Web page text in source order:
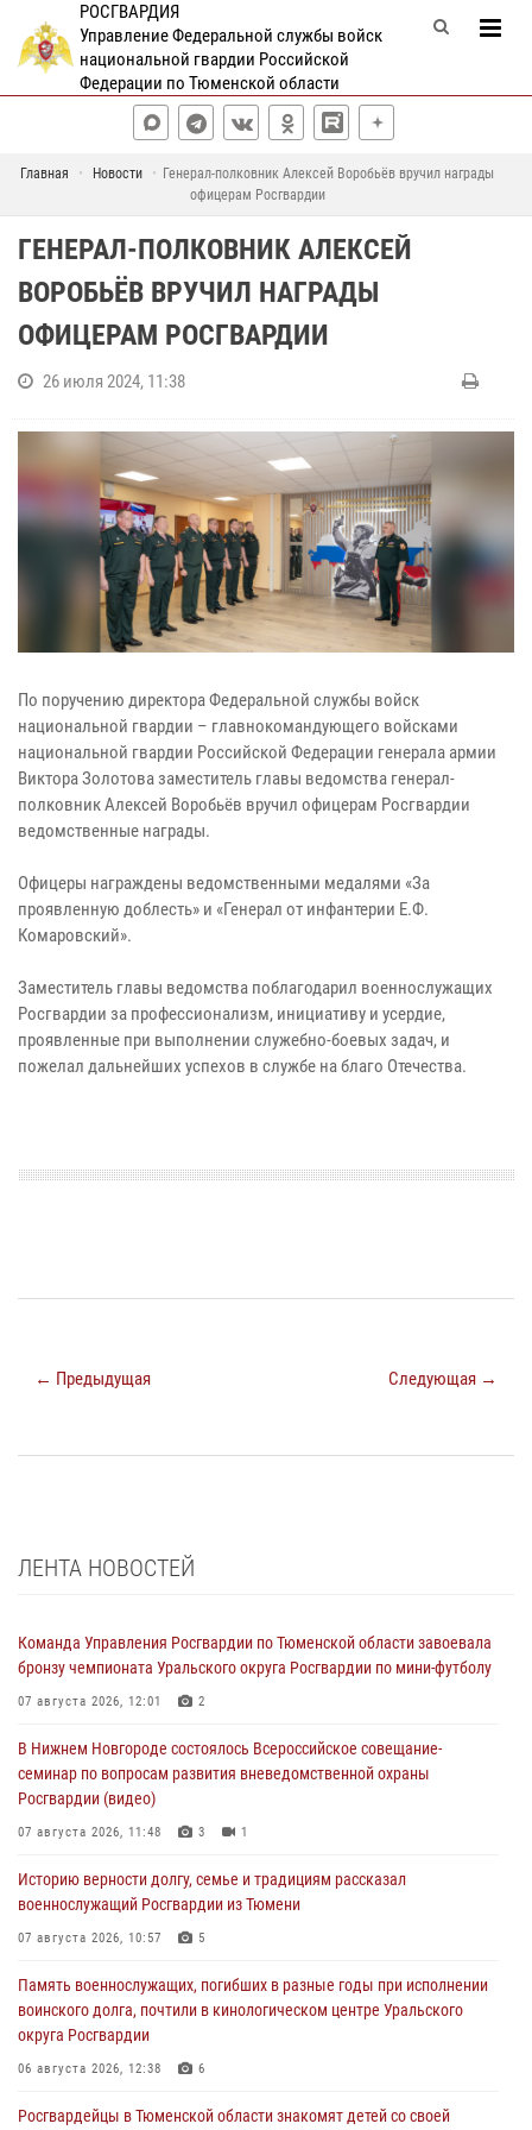
РОСГВАРДИЯ
Управление Федеральной службы войск
национальной гвардии Российской
Федерации по Тюменской области
Главная Новости
Генерал-полковник Алексей Воробьёв вручил награды
офицерам Росгвардии
ГЕНЕРАЛ-ПОЛКОВНИК АЛЕКСЕЙ
ВОРОБЬЁВ ВРУЧИЛ НАГРАДЫ
ОФИЦЕРАМ РОСГВАРДИИ
26 июля 2024, 11:38
По поручению директора Федеральной службы войск
национальной гвардии – главнокомандующего войсками
национальной гвардии Российской Федерации генерала армии
Виктора Золотова заместитель главы ведомства генерал-
полковник Алексей Воробьёв вручил офицерам Росгвардии
ведомственные награды.
Офицеры награждены ведомственными медалями «За
проявленную доблесть» и «Генерал от инфантерии Е.Ф.
Комаровский».
Заместитель главы ведомства поблагодарил военнослужащих
Росгвардии за профессионализм, инициативу и усердие,
проявленные при выполнении служебно-боевых задач, и
пожелал дальнейших успехов в службе на благо Отечества.
← Предыдущая Следующая →
ЛЕНТА НОВОСТЕЙ
Команда Управления Росгвардии по Тюменской области завоевала
бронзу чемпионата Уральского округа Росгвардии по мини-футболу
07 августа 2026, 12:01 2
В Нижнем Новгороде состоялось Всероссийское совещание-
семинар по вопросам развития вневедомственной охраны
Росгвардии (видео)
07 августа 2026, 11:48 3 1
Историю верности долгу, семье и традициям рассказал
военнослужащий Росгвардии из Тюмени
07 августа 2026, 10:57 5
Память военнослужащих, погибших в разные годы при исполнении
воинского долга, почтили в кинологическом центре Уральского
округа Росгвардии
06 августа 2026, 12:38 6
Росгвардейцы в Тюменской области знакомят детей со своей